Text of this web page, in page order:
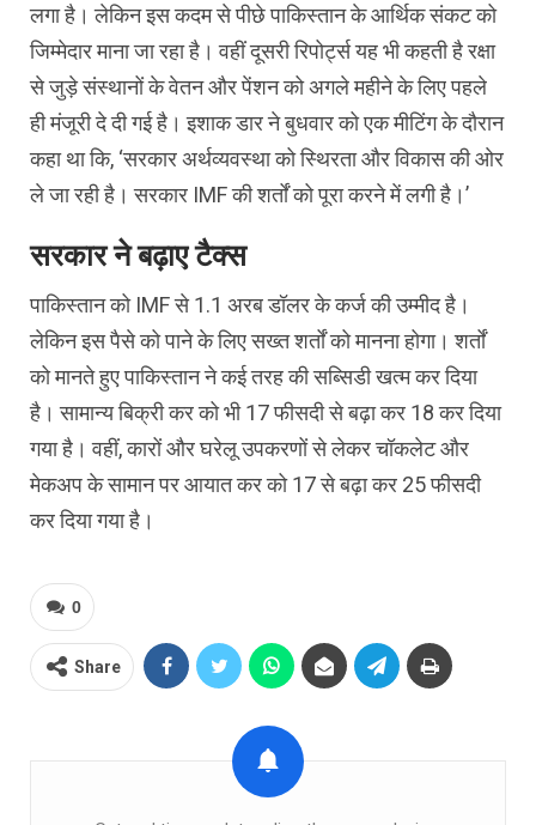
लगा है। लेकिन इस कदम से पीछे पाकिस्तान के आर्थिक संकट को
जिम्मेदार माना जा रहा है। वहीं दूसरी रिपोर्ट्स यह भी कहती है रक्षा
से जुड़े संस्थानों के वेतन और पेंशन को अगले महीने के लिए पहले
ही मंजूरी दे दी गई है। इशाक डार ने बुधवार को एक मीटिंग के दौरान
कहा था कि, ‘सरकार अर्थव्यवस्था को स्थिरता और विकास की ओर
ले जा रही है। सरकार IMF की शर्तों को पूरा करने में लगी है।’
सरकार ने बढ़ाए टैक्स
पाकिस्तान को IMF से 1.1 अरब डॉलर के कर्ज की उम्मीद है।
लेकिन इस पैसे को पाने के लिए सख्त शर्तों को मानना होगा। शर्तों
को मानते हुए पाकिस्तान ने कई तरह की सब्सिडी खत्म कर दिया
है। सामान्य बिक्री कर को भी 17 फीसदी से बढ़ा कर 18 कर दिया
गया है। वहीं, कारों और घरेलू उपकरणों से लेकर चॉकलेट और
मेकअप के सामान पर आयात कर को 17 से बढ़ा कर 25 फीसदी
कर दिया गया है।
0
Share